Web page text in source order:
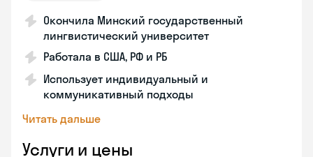
Окончила Минский государственный
лингвистический университет
Работала в США, РФ и РБ
Использует индивидуальный и
коммуникативный подходы
Читать дальше
Услуги и цены